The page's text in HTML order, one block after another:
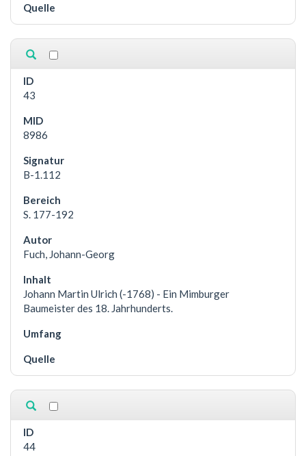
43
8986
B-1.112
S. 177-192
Fuch, Johann-Georg
Johann Martin Ulrich (-1768) - Ein Mimburger
Baumeister des 18. Jahrhunderts.
44